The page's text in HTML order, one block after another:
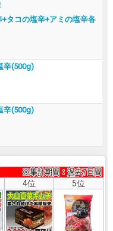
タコの塩辛+アミの塩辛各
辛(500g)
辛(500g)
4位 5位